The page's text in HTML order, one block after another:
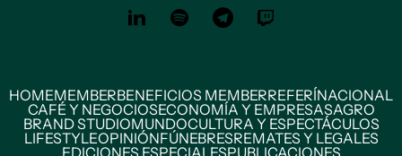
HOMEMEMBERBENEFICIOS MEMBERREFERÍNACIONAL
CAFÉ Y NEGOCIOSECONOMÍA Y EMPRESASAGRO
BRAND STUDIOMUNDOCULTURA Y ESPECTÁCULOS
LIFESTYLEOPINIÓNFÚNEBRESREMATES Y LEGALES